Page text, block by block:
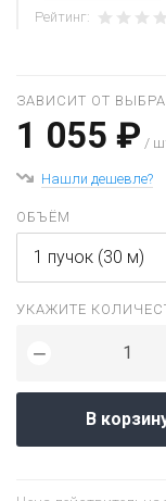
Рейтинг:
ЗАВИСИТ ОТ
1 055 ₽ /
Нашли дешевле?
ОБЪЁМ
1 пучок (30 м)
УКАЖИТЕ
−
В